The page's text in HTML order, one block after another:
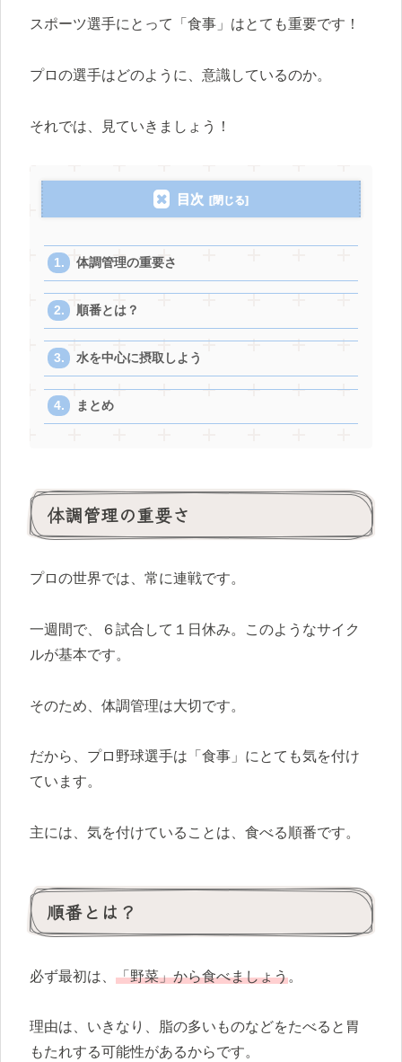
スポーツ選手にとって「食事」はとても重要です！
プロの選手はどのように、意識しているのか。
それでは、見ていきましょう！
目次
体調管理の重要さ
順番とは？
水を中心に摂取しよう
まとめ
体調管理の重要さ
プロの世界では、常に連戦です。
一週間で、６試合して１日休み。このようなサイク
ルが基本です。
そのため、体調管理は大切です。
だから、プロ野球選手は「食事」にとても気を付け
ています。
主には、気を付けていることは、食べる順番です。
順番とは？
必ず最初は、 「野菜」から食べましょう。
理由は、いきなり、脂の多いものなどをたべると胃
もたれする可能性があるからです。